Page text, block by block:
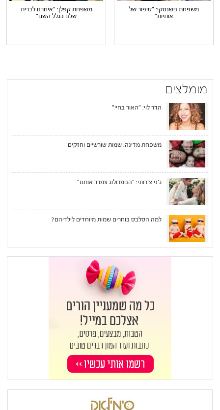
משפחת נישנסקי: "סיפור של
אותיות"
משפחת קפלן: "איחרנו לברית
שלנו בגלל השם"
מומלצים
הדר לוי: "האור בחיי"
משפחת מדינה: שמות שורשיים וחזקים
ג'ני צ'רווני: "הנומרולוג צמרר אותנו"
למה הסלבס בוחרים שמות מיוחדים לילדיהם?